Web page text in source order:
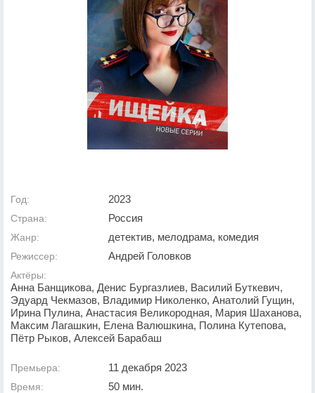
Год: 2023
Страна: Россия
Жанр: детектив, мелодрама, комедия
Режиссер: Андрей Головков
Актёры:
Анна Банщикова, Денис Бургазлиев, Василий Буткевич,
Эдуард Чекмазов, Владимир Николенко, Анатолий Гущин,
Ирина Пулина, Анастасия Великородная, Мария Шаханова,
Максим Лагашкин, Елена Валюшкина, Полина Кутепова,
Пётр Рыков, Алексей Барабаш
Премьера: 11 декабря 2023
Время: 50 мин.